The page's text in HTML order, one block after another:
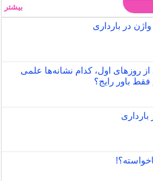
در بارداری
از روزهای اول، کدام نشانه‌ها علمی
باور رایج؟
بیشتر